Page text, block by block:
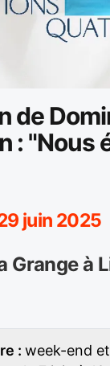
de
: "Nous
juin
Grange à
: week-end